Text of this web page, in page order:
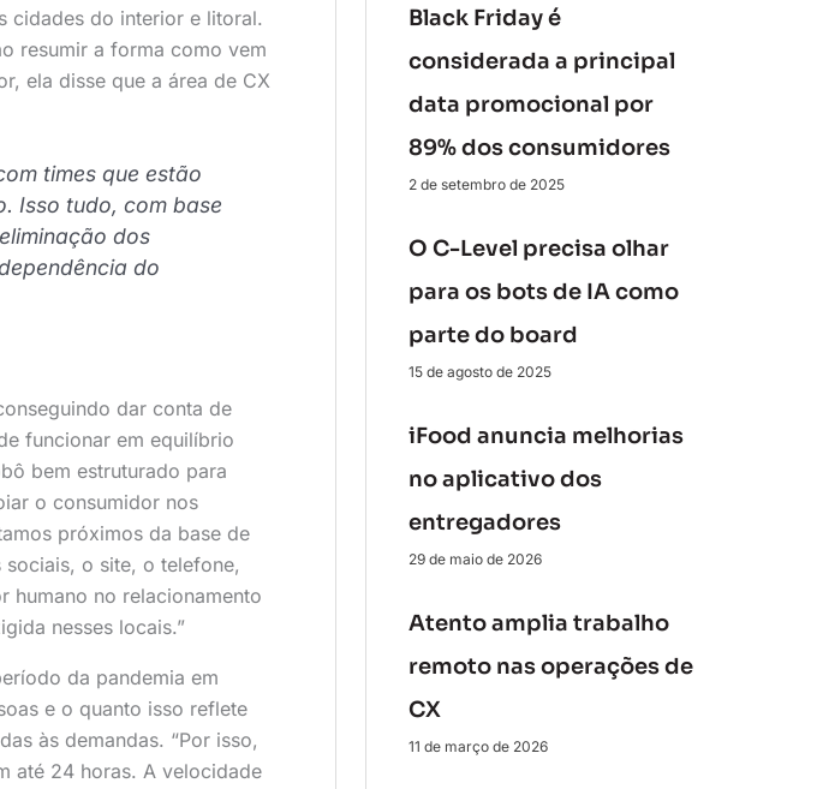
cidades do interior e litoral.
resumir a forma como vem
ela disse que a área de CX
times que estão
Isso tudo, com base
dos
do
dar conta de
funcionar em equilíbrio
bem estruturado para
o consumidor nos
próximos da base de
o site, o telefone,
humano no relacionamento
nesses locais.”
da pandemia em
e o quanto isso reflete
às demandas. “Por isso,
até 24 horas. A velocidade
Black Friday é
considerada a principal
data promocional por
89% dos consumidores
2 de setembro de 2025
O C-Level precisa olhar
para os bots de IA como
parte do board
15 de agosto de 2025
iFood anuncia melhorias
no aplicativo dos
entregadores
29 de maio de 2026
Atento amplia trabalho
remoto nas operações de
CX
11 de março de 2026